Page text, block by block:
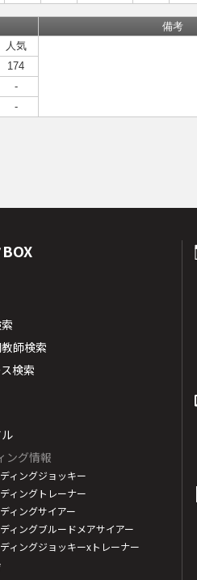
備考
人気
174
-
-
師検索
検索
ング情報
ィングジョッキー
ィングトレーナー
ィングサイアー
ィングブルードメアサイアー
ィングジョッキーxトレーナー